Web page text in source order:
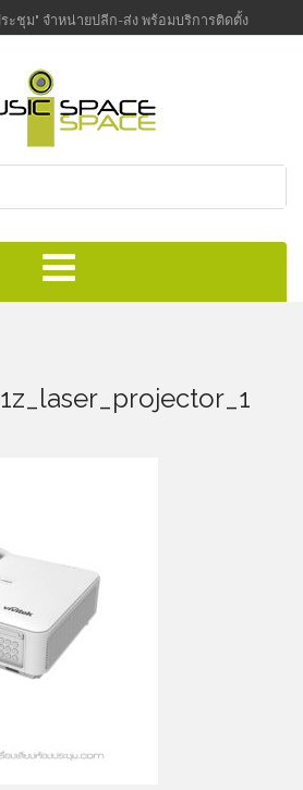
ชุม" จำหน่ายปลีก-ส่ง พร้อมบริการติดตั้ง